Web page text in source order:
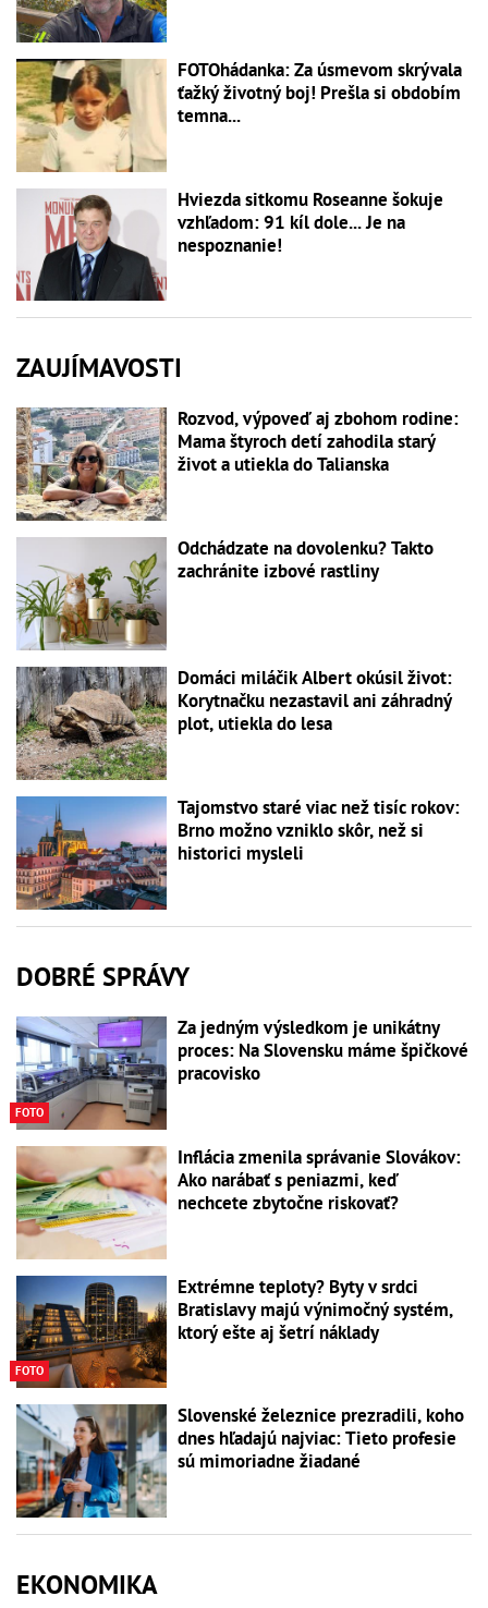
FOTOhádanka: Za úsmevom skrývala
ťažký životný boj! Prešla si obdobím
temna...
Hviezda sitkomu Roseanne šokuje
vzhľadom: 91 kíl dole... Je na
nespoznanie!
ZAUJÍMAVOSTI
Rozvod, výpoveď aj zbohom rodine:
Mama štyroch detí zahodila starý
život a utiekla do Talianska
Odchádzate na dovolenku? Takto
zachránite izbové rastliny
Domáci miláčik Albert okúsil život:
Korytnačku nezastavil ani záhradný
plot, utiekla do lesa
Tajomstvo staré viac než tisíc rokov:
Brno možno vzniklo skôr, než si
historici mysleli
DOBRÉ SPRÁVY
FOTO
Za jedným výsledkom je unikátny
proces: Na Slovensku máme špičkové
pracovisko
Inflácia zmenila správanie Slovákov:
Ako narábať s peniazmi, keď
nechcete zbytočne riskovať?
FOTO
Extrémne teploty? Byty v srdci
Bratislavy majú výnimočný systém,
ktorý ešte aj šetrí náklady
Slovenské železnice prezradili, koho
dnes hľadajú najviac: Tieto profesie
sú mimoriadne žiadané
EKONOMIKA